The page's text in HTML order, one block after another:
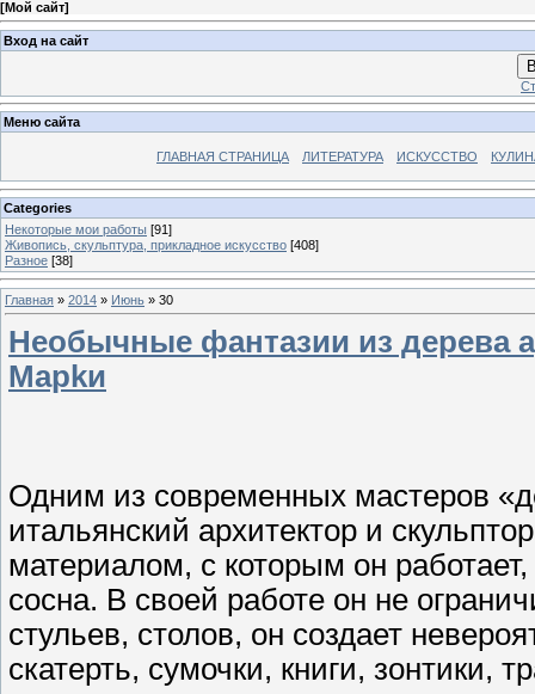
[Мой сайт]
Вход на сайт
Меню сайта
ГЛАВНАЯ СТРАНИЦА ЛИТЕРАТУРА ИСКУССТВО
Categories
Некоторые мои работы [91]
Живопись, скульптура, прикладное искусство [408]
Разное [38]
Главная » 2014 » Июнь » 30
Необычные фантазии из дерева
Марkи
Одним из современных мастеров
итальянский архитектор и
материалом, с которым он
сосна. В своей работе он не
стульев, столов, он создает
скатерть, сумочки, книги, зонтики,